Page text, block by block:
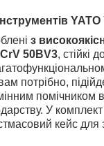
YATO
з
CrV 50BV3, стійкі
потрібно,
помічником в
У
кейс для